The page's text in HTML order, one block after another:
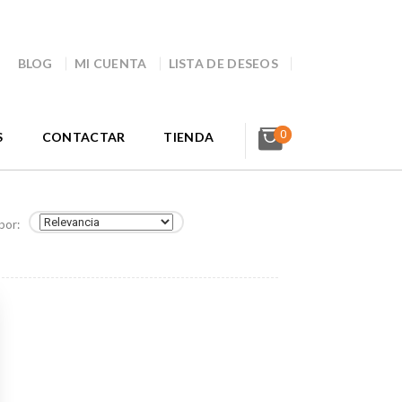
BLOG MI CUENTA LISTA DE DESEOS
CONTACTAR TIENDA 0